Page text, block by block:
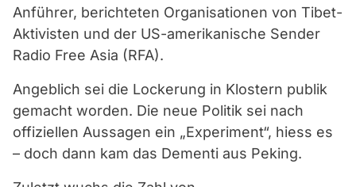
Anführer, berichteten Organisationen von Tibet-
Aktivisten und der US-amerikanische Sender
Radio Free Asia (RFA).
Angeblich sei die Lockerung in Klostern publik
gemacht worden. Die neue Politik sei nach
offiziellen Aussagen ein „Experiment“, hiess es
– doch dann kam das Dementi aus Peking.